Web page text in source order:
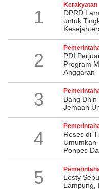
1
Kerakyatan
DPRD
untuk
2
PDI
Program
Anggaran
3
Bang
Jemaah
4
​Reses di
Umumkan
Ponpes
5
Lesty
Lampung,